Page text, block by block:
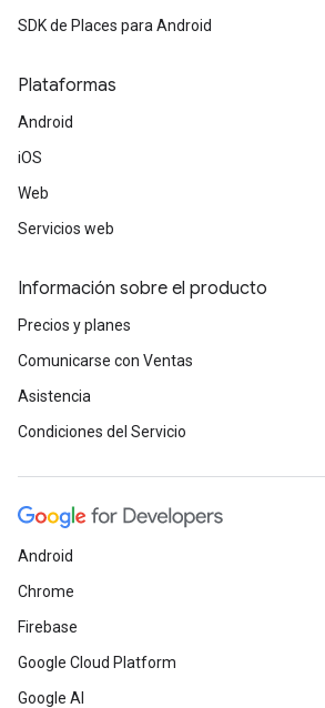
SDK de Places para Android
Plataformas
Android
iOS
Web
Servicios web
Información sobre el producto
Precios y planes
Comunicarse con Ventas
Asistencia
Condiciones del Servicio
Android
Chrome
Firebase
Google Cloud Platform
Google AI